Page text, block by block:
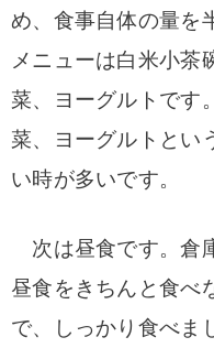
め、食事自体の量を
メニューは白米小茶
菜、ヨーグルトです
菜、
ヨーグルトとい
い時が多いです。
次は昼食です。倉
昼食をきちんと食べ
で、しっかり食べま